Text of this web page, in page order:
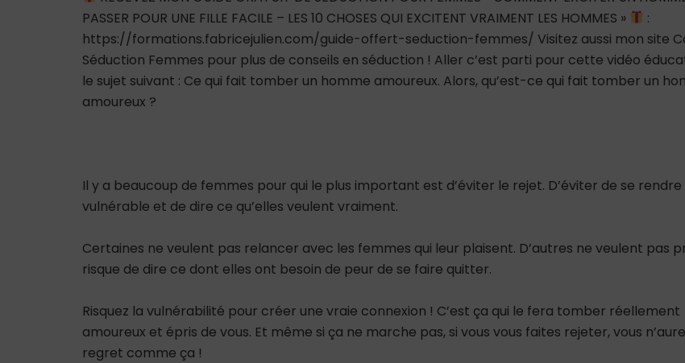
PASSER POUR UNE FILLE FACILE – LES 10 CHOSES QUI EXCITENT VRAIMENT LES HOMMES »
:
https://formations.fabricejulien.com/guide-offert-seduction-femmes/ Visitez aussi mon site
Séduction Femmes pour plus de conseils en séduction ! Aller c’est parti pour cette vidéo
le sujet suivant : Ce qui fait tomber un homme amoureux. Alors, qu’est-ce qui fait tomber un
amoureux ?
Il y a beaucoup de femmes pour qui le plus important est d’éviter le rejet. D’éviter de se rendre
vulnérable et de dire ce qu’elles veulent vraiment.
Certaines ne veulent pas relancer avec les femmes qui leur plaisent. D’autres ne veulent pas
risque de dire ce dont elles ont besoin de peur de se faire quitter.
Risquez la vulnérabilité pour créer une vraie connexion ! C’est ça qui le fera tomber réellement
amoureux et épris de vous. Et même si ça ne marche pas, si vous vous faites rejeter, vous
regret comme ça !